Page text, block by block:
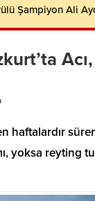
Şampiyon Ali
haftalardır
yoksa reyting